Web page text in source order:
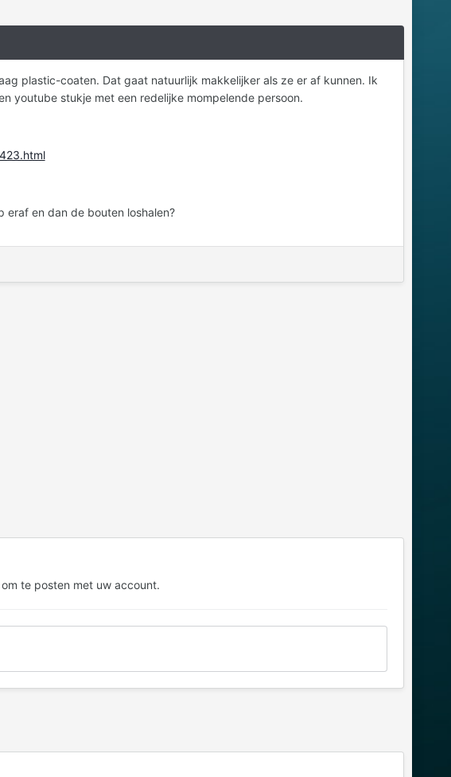
plastic-coaten. Dat gaat natuurlijk makkelijker als ze er af kunnen. Ik
youtube stukje met een redelijke mompelende persoon.
eraf en dan de bouten loshalen?
om te posten met uw account.